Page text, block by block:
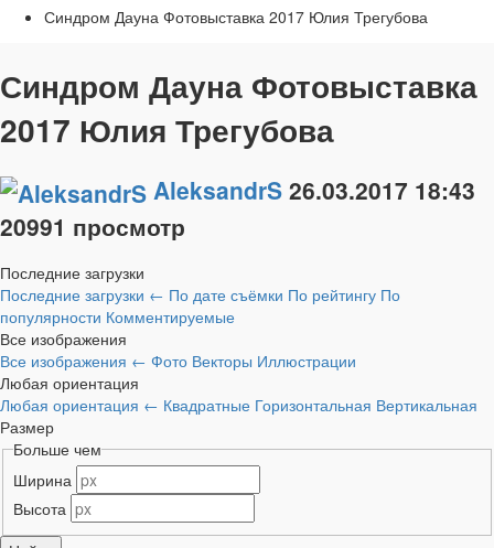
Синдром Дауна Фотовыставка 2017 Юлия Трегубова
Синдром Дауна Фотовыставка
2017 Юлия Трегубова
AleksandrS 26.03.2017 18:43
20991 просмотр
Последние загрузки
Последние загрузки ← По дате съёмки По рейтингу По
популярности Комментируемые
Все изображения
Все изображения ← Фото Векторы Иллюстрации
Любая ориентация
Любая ориентация ← Квадратные Горизонтальная Вертикальная
Размер
Больше чем
Ширина
Высота